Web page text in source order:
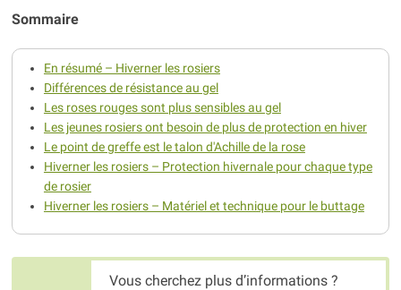
Sommaire
En résumé – Hiverner les rosiers
Différences de résistance au gel
Les roses rouges sont plus sensibles au gel
Les jeunes rosiers ont besoin de plus de protection en hiver
Le point de greffe est le talon d'Achille de la rose
Hiverner les rosiers – Protection hivernale pour chaque type
de rosier
Hiverner les rosiers – Matériel et technique pour le buttage
Vous cherchez plus d’informations ?